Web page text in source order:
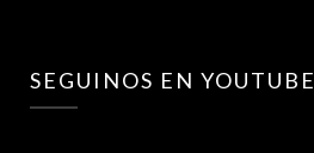
SEGUINOS EN YOUTUBE